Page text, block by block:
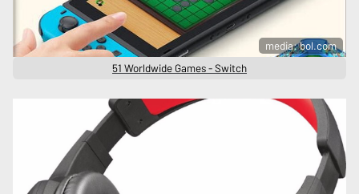
media: bol.com
51 Worldwide Games - Switch